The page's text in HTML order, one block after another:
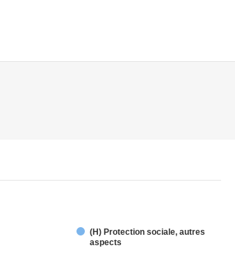
(H) Protection sociale, autres
aspects